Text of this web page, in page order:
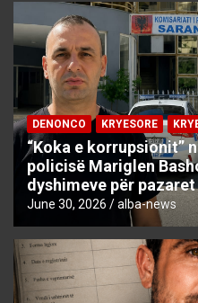
DENONCO KRYESORE
“Koka e korrupsionit”
policisë Mariglen
dyshimeve për
June 30, 2026 alba-news